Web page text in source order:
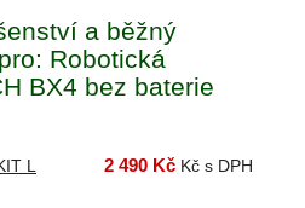
a běžný
Robotická
BX4 bez baterie
L 2 490 Kč Kč s DPH